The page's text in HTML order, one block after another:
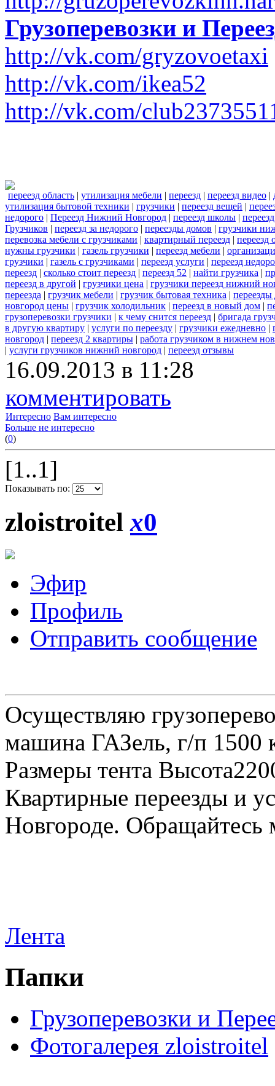
Грузоперевозки и
http://vk.com/gryzovoetaxi
http://vk.com/ikea52
http://vk.com/
переезд область | утилизация мебели | переезд | переезд видео |
утилизация бытовой техники | грузчики | переезд вещей |
недорого | Переезд Нижний Новгород | переезд школы |
Грузчиков | переезд за недорого | переезды домов | грузчики
перевозка мебели с грузчиками | квартирный переезд | переезд
нужны грузчики | газель грузчики | переезд мебели |
грузчики | газель с грузчиками | переезд услуги | переезд
переезд | сколько стоит переезд | переезд 52 | найти грузчика |
переезд в другой | грузчики цена | грузчики переезд нижний
переезда | грузчик мебели | грузчик бытовая техника | переезды
новгород цены | грузчик холодильник | переезд в новый дом |
грузоперевозки грузчики | к чему снится переезд | бригада
в другую квартиру | услуги по переезду | грузчики ежедневно |
новгород | переезд 2 квартиры | работа грузчиком в нижнем
| услуги грузчиков нижний новгород | переезд отзывы
16.09.2013 в 11:28
комментировать
Интересно Вам интересно
Больше не интересно
(0)
[1..1]
Показывать по:
zloistroitelx0
Эфир
Профиль
Отправить сообщение
Осуществляю
машина ГАЗель, г/п 1500
Размеры тента
Квартирные переезды и
Новгороде.
Лента
Папки
Грузоперевозки и
Фотогалерея zloistroitel